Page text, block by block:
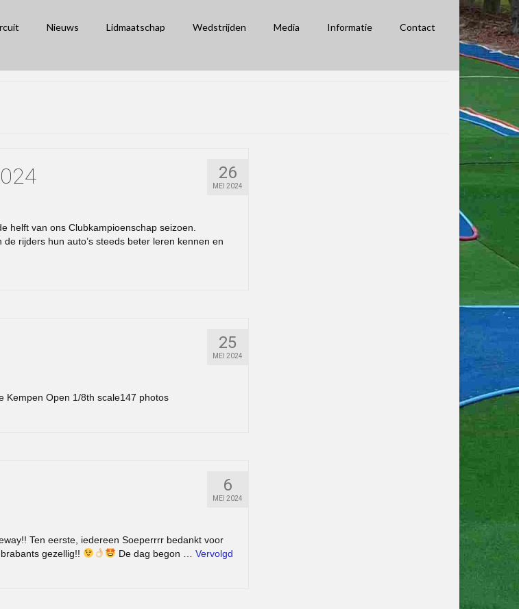
Nieuws Lidmaatschap Wedstrijden Media Informatie Contact
26
MEI 2024
helft van ons Clubkampioenschap seizoen.
rijders hun auto’s steeds beter leren kennen en
25
MEI 2024
Kempen Open 1/8th scale147 photos
6
MEI 2024
Ten eerste, iedereen Soeperrrr bedankt voor
gezellig!! De dag begon … Vervolgd